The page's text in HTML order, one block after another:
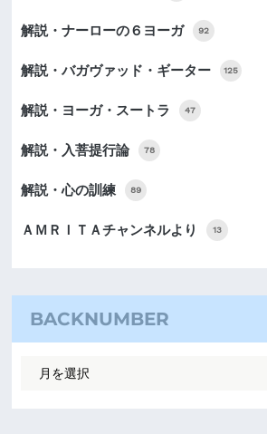
解説・ナーローの６ヨーガ 92
解説・バガヴァッド・ギーター 125
解説・ヨーガ・スートラ 47
解説・入菩提行論 78
解説・心の訓練 89
ＡＭＲＩＴＡチャンネルより 13
BACKNUMBER